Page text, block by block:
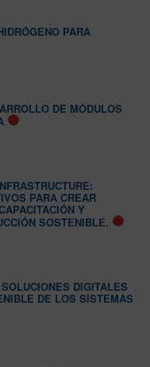
PARA
DE MÓDULOS
PARA CREAR
Y
SOSTENIBLE.
DIGITALES
DE LOS SISTEMAS